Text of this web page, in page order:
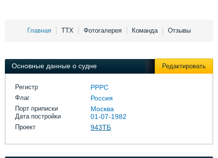
Выставки и семинары
Личности
Словарь
Галерея флота
Форум
Главная ТТХ Фотогалерея Команда Отзывы
Основные данные о судне Редактировать
Регистр РРРС
Флаг Россия
Порт приписки Москва
Дата постройки 01-07-1982
Проект 943ТБ